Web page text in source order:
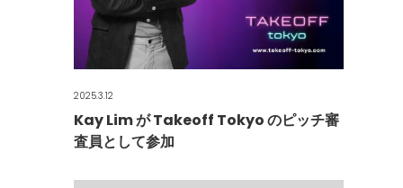
2025.3.12
Kay Lim が Takeoff Tokyo のピッチ審
査員として参加